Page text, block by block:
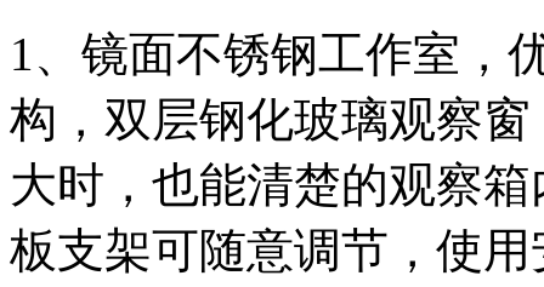
1、镜面不锈钢工作室，
构，双层钢化玻璃观察
大时，也能清楚的观察
板支架可随意调节，使